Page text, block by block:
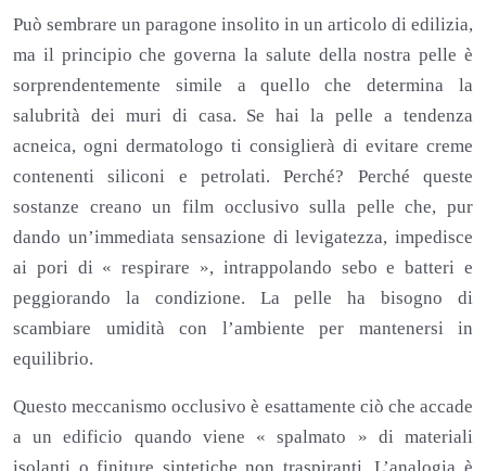
Può sembrare un paragone insolito in un articolo di edilizia,
ma il principio che governa la salute della nostra pelle è
sorprendentemente simile a quello che determina la
salubrità dei muri di casa. Se hai la pelle a tendenza
acneica, ogni dermatologo ti consiglierà di evitare creme
contenenti siliconi e petrolati. Perché? Perché queste
sostanze creano un film occlusivo sulla pelle che, pur
dando un’immediata sensazione di levigatezza, impedisce
ai pori di « respirare », intrappolando sebo e batteri e
peggiorando la condizione. La pelle ha bisogno di
scambiare umidità con l’ambiente per mantenersi in
equilibrio.
Questo meccanismo occlusivo è esattamente ciò che accade
a un edificio quando viene « spalmato » di materiali
isolanti o finiture sintetiche non traspiranti. L’analogia è